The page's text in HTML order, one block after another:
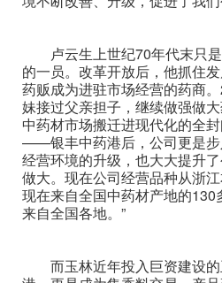
卢云生上世纪70年代末只
的一员。改革开放后，他抓住
药贩成为进驻市场经营的药商
妹接过父亲担子，继续做强做
中药材市场搬迁进现代化的全
——银丰中药港后，公司更是步
经营环境的升级，也大大提升了
做大。现在公司经营品种从浙
现在来自全国中药材产地的
来自全国各地。”
而玉林近年投入巨资建设